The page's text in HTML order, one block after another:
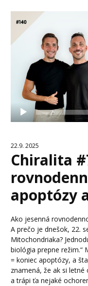
prehrávač
22.9. 2025
Chiralita
apoptózy
Ako jesenná
A prečo je dnešok, 22.
Mitochondriaka?
biológia prepne režim.“
= koniec apoptózy, a
znamená, že ak si
a trápi ťa nejaké